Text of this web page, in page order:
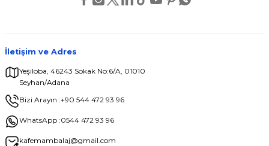
Bu ürüne benzer farklı alternatifler olmalı.
İletişim ve Adres
Yeşiloba, 46243 Sokak No:6/A, 01010
Seyhan/Adana
Bizi Arayın :+90 544 472 93 96
WhatsApp :0544 472 93 96
kafemambalaj@gmail.com